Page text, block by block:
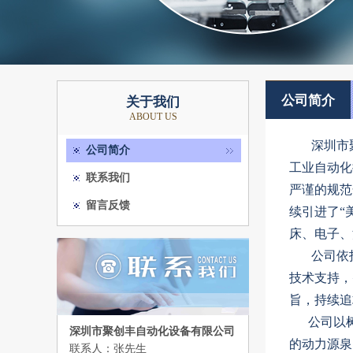
关于我们
ABOUT US
公司简介
联系我们
留言反馈
深圳市聚创丰自动化设备有限公司
联系人：张先生
公司简介
深圳市聚
工业自动
严谨的规
续引进了“
床、电子
公司依
技术支持
旨，持续
公司以
的动力源